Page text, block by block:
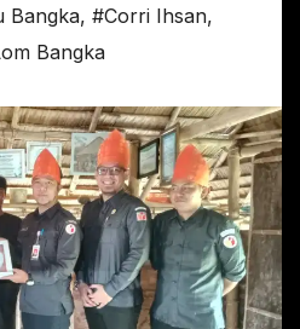
Bangka, #Corri Ihsan,
Bangka